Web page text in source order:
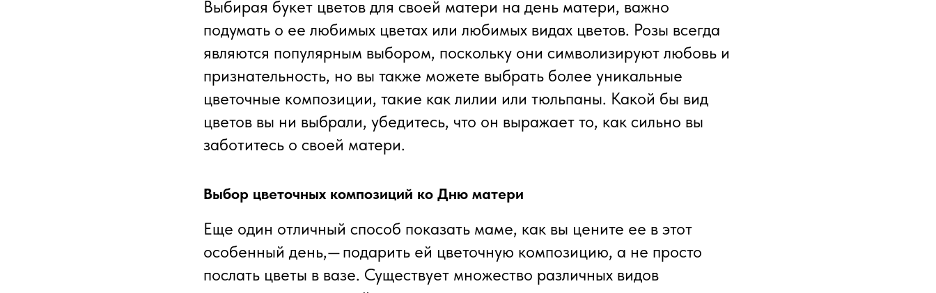
Выбирая букет цветов для своей матери на день матери, важно
подумать о ее любимых цветах или любимых видах цветов. Розы всегда
являются популярным выбором, поскольку они символизируют любовь и
признательность, но вы также можете выбрать более уникальные
цветочные композиции, такие как лилии или тюльпаны. Какой бы вид
цветов вы ни выбрали, убедитесь, что он выражает то, как сильно вы
заботитесь о своей матери.
Выбор цветочных композиций ко Дню матери
Еще один отличный способ показать маме, как вы цените ее в этот
особенный день,— подарить ей цветочную композицию, а не просто
послать цветы в вазе. Существует множество различных видов